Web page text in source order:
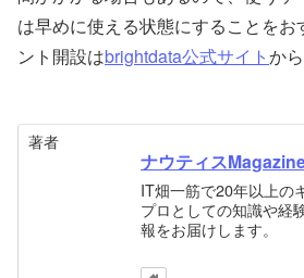
は早めに使える状態にすることをお
ント開設はbrightdata公式サイトか
著者
ナウティス
IT畑一筋で20年以上の
プロとしての知識や経
報をお届けします。